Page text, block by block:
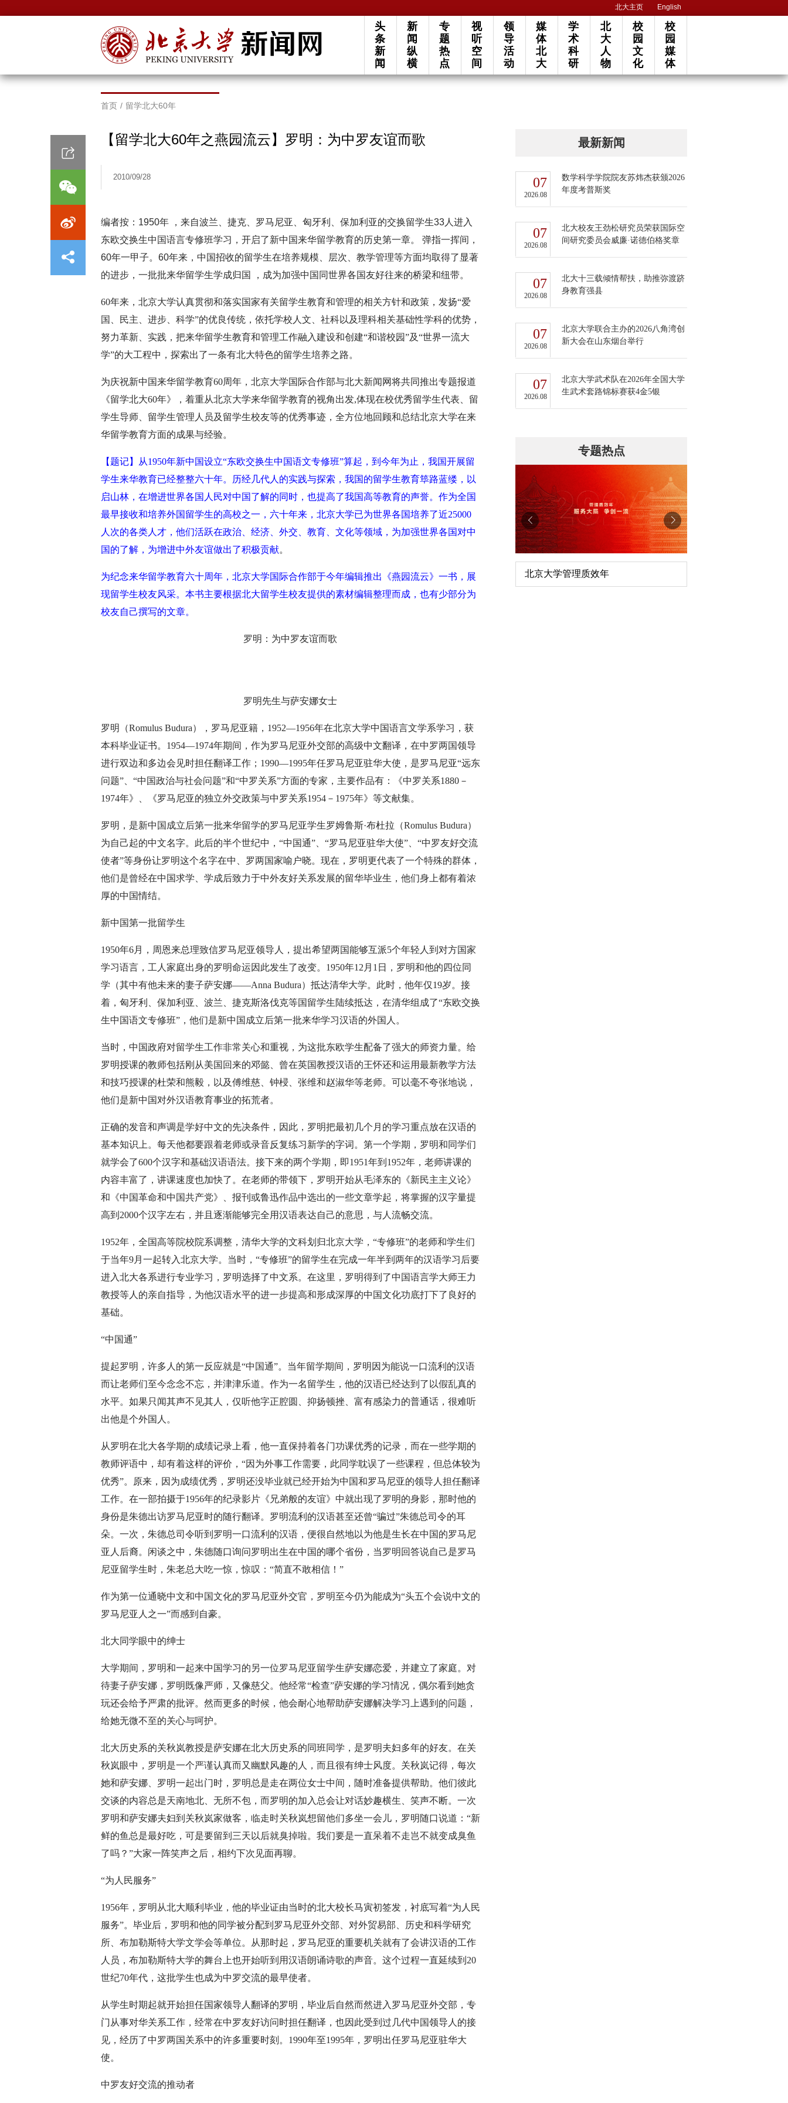
北大主页 English
头
条
新
闻
新
闻
纵
横
专
题
热
点
视
听
空
间
领
导
活
动
媒
体
北
大
学
术
科
研
北
大
人
物
校
园
文
化
校
园
媒
体
首页 / 留学北大60年
【留学北大60年之燕园流云】罗明：为中罗友谊而歌
2010/09/28
编者按：1950年 ，来自波兰、捷克、罗马尼亚、匈牙利、保加利亚的交换留学生33人进入
东欧交换生中国语言专修班学习，开启了新中国来华留学教育的历史第一章。 弹指一挥间，
60年一甲子。60年来，中国招收的留学生在培养规模、层次、教学管理等方面均取得了显著
的进步，一批批来华留学生学成归国 ，成为加强中国同世界各国友好往来的桥梁和纽带。
60年来，北京大学认真贯彻和落实国家有关留学生教育和管理的相关方针和政策，发扬“爱
国、民主、进步、科学”的优良传统，依托学校人文、社科以及理科相关基础性学科的优势，
努力革新、实践，把来华留学生教育和管理工作融入建设和创建“和谐校园”及“世界一流大
学”的大工程中，探索出了一条有北大特色的留学生培养之路。
为庆祝新中国来华留学教育60周年，北京大学国际合作部与北大新闻网将共同推出专题报道
《留学北大60年》，着重从北京大学来华留学教育的视角出发,体现在校优秀留学生代表、留
学生导师、留学生管理人员及留学生校友等的优秀事迹，全方位地回顾和总结北京大学在来
华留学教育方面的成果与经验。
【题记】从1950年新中国设立“东欧交换生中国语文专修班”算起，到今年为止，我国开展留
学生来华教育已经整整六十年。历经几代人的实践与探索，我国的留学生教育筚路蓝缕，以
启山林，在增进世界各国人民对中国了解的同时，也提高了我国高等教育的声誉。作为全国
最早接收和培养外国留学生的高校之一，六十年来，北京大学已为世界各国培养了近25000
人次的各类人才，他们活跃在政治、经济、外交、教育、文化等领域，为加强世界各国对中
国的了解，为增进中外友谊做出了积极贡献。
为纪念来华留学教育六十周年，北京大学国际合作部于今年编辑推出《燕园流云》一书，展
现留学生校友风采。本书主要根据北大留学生校友提供的素材编辑整理而成，也有少部分为
校友自己撰写的文章。
罗明：为中罗友谊而歌
罗明先生与萨安娜女士
罗明（Romulus Budura），罗马尼亚籍，1952—1956年在北京大学中国语言文学系学习，获
本科毕业证书。1954—1974年期间，作为罗马尼亚外交部的高级中文翻译，在中罗两国领导
进行双边和多边会见时担任翻译工作；1990—1995年任罗马尼亚驻华大使，是罗马尼亚“远东
问题”、“中国政治与社会问题”和“中罗关系”方面的专家，主要作品有：《中罗关系1880－
1974年》、《罗马尼亚的独立外交政策与中罗关系1954－1975年》等文献集。
罗明，是新中国成立后第一批来华留学的罗马尼亚学生罗姆鲁斯·布杜拉（Romulus Budura）
为自己起的中文名字。此后的半个世纪中，“中国通”、“罗马尼亚驻华大使”、“中罗友好交流
使者”等身份让罗明这个名字在中、罗两国家喻户晓。现在，罗明更代表了一个特殊的群体，
他们是曾经在中国求学、学成后致力于中外友好关系发展的留华毕业生，他们身上都有着浓
厚的中国情结。
新中国第一批留学生
1950年6月，周恩来总理致信罗马尼亚领导人，提出希望两国能够互派5个年轻人到对方国家
学习语言，工人家庭出身的罗明命运因此发生了改变。1950年12月1日，罗明和他的四位同
学（其中有他未来的妻子萨安娜——Anna Budura）抵达清华大学。此时，他年仅19岁。接
着，匈牙利、保加利亚、波兰、捷克斯洛伐克等国留学生陆续抵达，在清华组成了“东欧交换
生中国语文专修班”，他们是新中国成立后第一批来华学习汉语的外国人。
当时，中国政府对留学生工作非常关心和重视，为这批东欧学生配备了强大的师资力量。给
罗明授课的教师包括刚从美国回来的邓懿、曾在英国教授汉语的王怀还和运用最新教学方法
和技巧授课的杜荣和熊毅，以及傅维慈、钟梫、张维和赵淑华等老师。可以毫不夸张地说，
他们是新中国对外汉语教育事业的拓荒者。
正确的发音和声调是学好中文的先决条件，因此，罗明把最初几个月的学习重点放在汉语的
基本知识上。每天他都要跟着老师或录音反复练习新学的字词。第一个学期，罗明和同学们
就学会了600个汉字和基础汉语语法。接下来的两个学期，即1951年到1952年，老师讲课的
内容丰富了，讲课速度也加快了。在老师的带领下，罗明开始从毛泽东的《新民主主义论》
和《中国革命和中国共产党》、报刊或鲁迅作品中选出的一些文章学起，将掌握的汉字量提
高到2000个汉字左右，并且逐渐能够完全用汉语表达自己的意思，与人流畅交流。
1952年，全国高等院校院系调整，清华大学的文科划归北京大学，“专修班”的老师和学生们
于当年9月一起转入北京大学。当时，“专修班”的留学生在完成一年半到两年的汉语学习后要
进入北大各系进行专业学习，罗明选择了中文系。在这里，罗明得到了中国语言学大师王力
教授等人的亲自指导，为他汉语水平的进一步提高和形成深厚的中国文化功底打下了良好的
基础。
“中国通”
提起罗明，许多人的第一反应就是“中国通”。当年留学期间，罗明因为能说一口流利的汉语
而让老师们至今念念不忘，并津津乐道。作为一名留学生，他的汉语已经达到了以假乱真的
水平。如果只闻其声不见其人，仅听他字正腔圆、抑扬顿挫、富有感染力的普通话，很难听
出他是个外国人。
从罗明在北大各学期的成绩记录上看，他一直保持着各门功课优秀的记录，而在一些学期的
教师评语中，却有着这样的评价，“因为外事工作需要，此同学耽误了一些课程，但总体较为
优秀”。原来，因为成绩优秀，罗明还没毕业就已经开始为中国和罗马尼亚的领导人担任翻译
工作。在一部拍摄于1956年的纪录影片《兄弟般的友谊》中就出现了罗明的身影，那时他的
身份是朱德出访罗马尼亚时的随行翻译。罗明流利的汉语甚至还曾“骗过”朱德总司令的耳
朵。一次，朱德总司令听到罗明一口流利的汉语，便很自然地以为他是生长在中国的罗马尼
亚人后裔。闲谈之中，朱德随口询问罗明出生在中国的哪个省份，当罗明回答说自己是罗马
尼亚留学生时，朱老总大吃一惊，惊叹：“简直不敢相信！”
作为第一位通晓中文和中国文化的罗马尼亚外交官，罗明至今仍为能成为“头五个会说中文的
罗马尼亚人之一”而感到自豪。
北大同学眼中的绅士
大学期间，罗明和一起来中国学习的另一位罗马尼亚留学生萨安娜恋爱，并建立了家庭。对
待妻子萨安娜，罗明既像严师，又像慈父。他经常“检查”萨安娜的学习情况，偶尔看到她贪
玩还会给予严肃的批评。然而更多的时候，他会耐心地帮助萨安娜解决学习上遇到的问题，
给她无微不至的关心与呵护。
北大历史系的关秋岚教授是萨安娜在北大历史系的同班同学，是罗明夫妇多年的好友。在关
秋岚眼中，罗明是一个严谨认真而又幽默风趣的人，而且很有绅士风度。关秋岚记得，每次
她和萨安娜、罗明一起出门时，罗明总是走在两位女士中间，随时准备提供帮助。他们彼此
交谈的内容总是天南地北、无所不包，而罗明的加入总会让对话妙趣横生、笑声不断。一次
罗明和萨安娜夫妇到关秋岚家做客，临走时关秋岚想留他们多坐一会儿，罗明随口说道：“新
鲜的鱼总是最好吃，可是要留到三天以后就臭掉啦。我们要是一直呆着不走岂不就变成臭鱼
了吗？”大家一阵笑声之后，相约下次见面再聊。
“为人民服务”
1956年，罗明从北大顺利毕业，他的毕业证由当时的北大校长马寅初签发，衬底写着“为人民
服务”。毕业后，罗明和他的同学被分配到罗马尼亚外交部、对外贸易部、历史和科学研究
所、布加勒斯特大学文学会等单位。从那时起，罗马尼亚的重要机关就有了会讲汉语的工作
人员，布加勒斯特大学的舞台上也开始听到用汉语朗诵诗歌的声音。这个过程一直延续到20
世纪70年代，这批学生也成为中罗交流的最早使者。
从学生时期起就开始担任国家领导人翻译的罗明，毕业后自然而然进入罗马尼亚外交部，专
门从事对华关系工作，经常在中罗友好访问时担任翻译，也因此受到过几代中国领导人的接
见，经历了中罗两国关系中的许多重要时刻。1990年至1995年，罗明出任罗马尼亚驻华大
使。
中罗友好交流的推动者
最新新闻
07
2026.08
数学科学学院院友苏炜杰获颁2026
年度考普斯奖
07
2026.08
北大校友王劲松研究员荣获国际空
间研究委员会威廉·诺德伯格奖章
07
2026.08
北大十三载倾情帮扶，助推弥渡跻
身教育强县
07
2026.08
北京大学联合主办的2026八角湾创
新大会在山东烟台举行
07
2026.08
北京大学武术队在2026年全国大学
生武术套路锦标赛获4金5银
专题热点
深切缅怀李政道先生
扎实开展树立和践行正确政绩观学习教
北京大学管理质效年 深切缅怀李政道先生